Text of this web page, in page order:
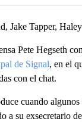
Jake Tapper,
Pete Hegseth
de Signal, en el
con el chat.
cuando algunos
a su exsecretario